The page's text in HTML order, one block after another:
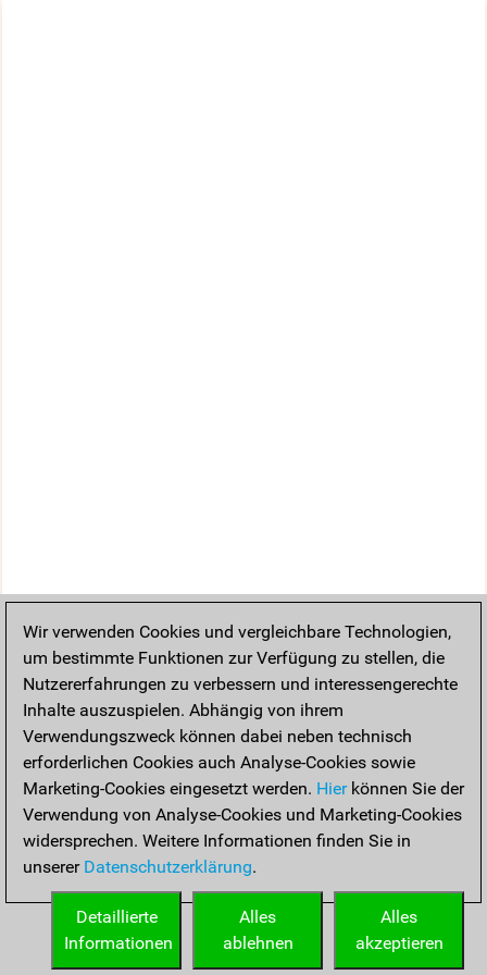
Wir verwenden Cookies und vergleichbare Technologien,
um bestimmte Funktionen zur Verfügung zu stellen, die
Nutzererfahrungen zu verbessern und interessengerechte
Inhalte auszuspielen. Abhängig von ihrem
Verwendungszweck können dabei neben technisch
erforderlichen Cookies auch Analyse-Cookies sowie
Marketing-Cookies eingesetzt werden. Hierkönnen Sie der
Verwendung von Analyse-Cookies und Marketing-Cookies
widersprechen. Weitere Informationen finden Sie in
unserer Datenschutzerklärung.
Alles
akzeptieren
Alles
ablehnen
Detaillierte
Informationen